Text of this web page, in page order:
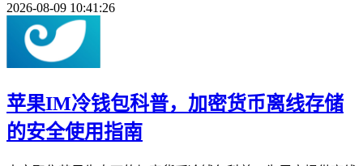
2026-08-09 10:41:26
苹果IM冷钱包科普，加密货币离线存储
的安全使用指南